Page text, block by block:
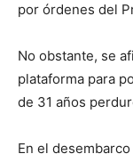
por órdenes del
No obstante, se
plataforma para
de 31 años
En el